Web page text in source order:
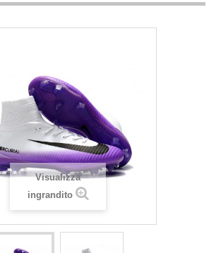
Visualizza
ingrandito